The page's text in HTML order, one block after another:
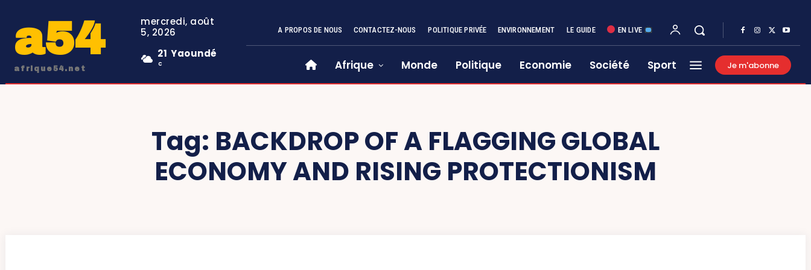
a54
afrique54.net
mercredi, août
5, 2026
21
C
Yaoundé
A PROPOS DE NOUS CONTACTEZ-NOUS POLITIQUE PRIVÉE ENVIRONNEMENT LE GUIDE EN LIVE
Afrique Monde Politique Economie Société Sport Je m'abonne
Tag: BACKDROP OF A FLAGGING GLOBAL
ECONOMY AND RISING PROTECTIONISM